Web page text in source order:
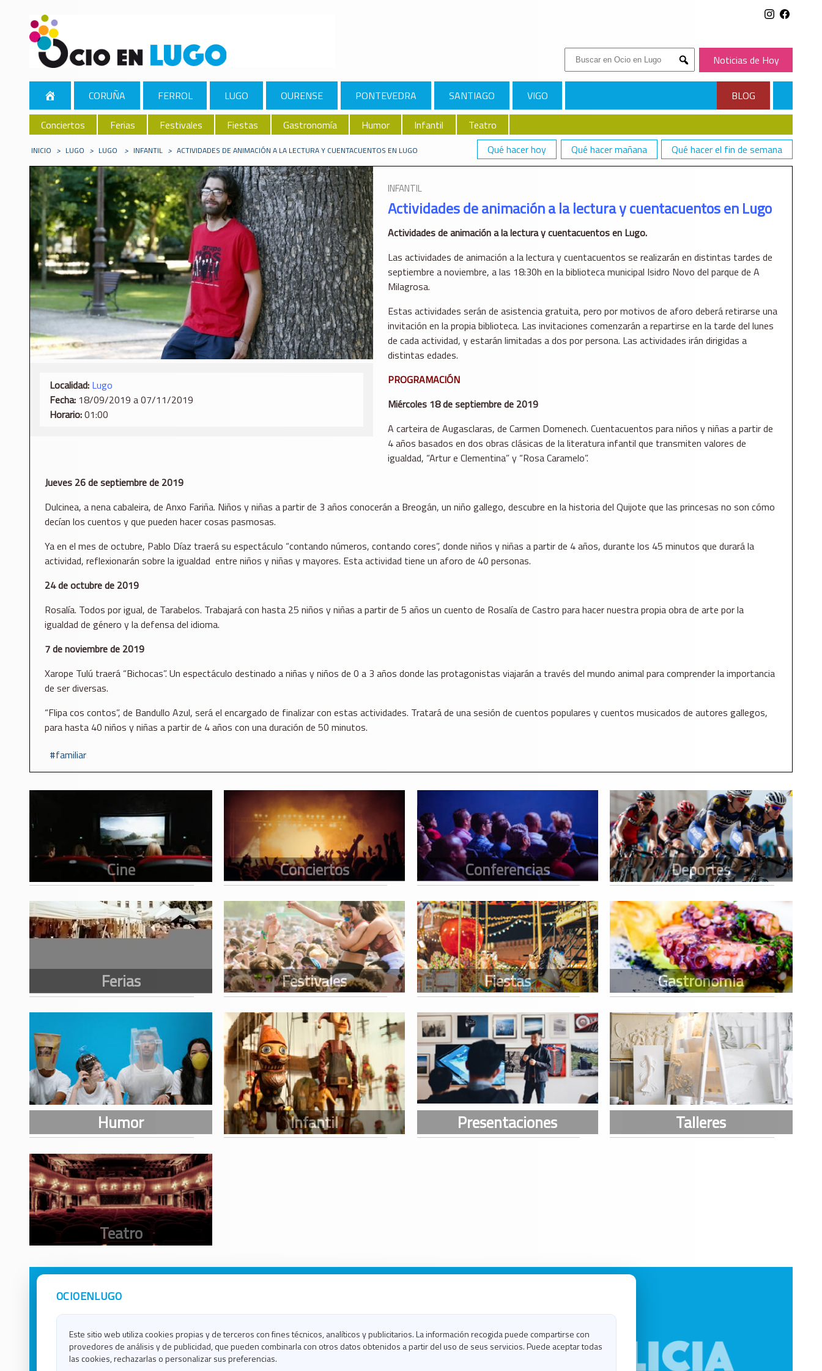
Buscar:
Submit
Noticias de Hoy
CORUÑA FERROL LUGO OURENSE PONTEVEDRA SANTIAGO VIGO
BLOG
Conciertos
Ferias Festivales Fiestas Gastronomía Humor Infantil
Teatro
Qué hacer hoy
Qué hacer mañana Qué hacer el fin de semana
INICIO > LUGO > LUGO > INFANTIL > ACTIVIDADES DE ANIMACIÓN A LA LECTURA Y CUENTACUENTOS EN LUGO
Localidad: Lugo
Fecha: 18/09/2019 a 07/11/2019
Horario:01:00
INFANTIL
Actividades de animación a la lectura y cuentacuentos en Lugo
Actividades de animación a la lectura y cuentacuentos en Lugo.
Las actividades de animación a la lectura y cuentacuentos se realizarán en distintas tardes de
septiembre a noviembre, a las 18:30h en la biblioteca municipal Isidro Novo del parque de A
Milagrosa.
Estas actividades serán de asistencia gratuita, pero por motivos de aforo deberá retirarse una
invitación en la propia biblioteca. Las invitaciones comenzarán a repartirse en la tarde del lunes
de cada actividad, y estarán limitadas a dos por persona. Las actividades irán dirigidas a
distintas edades.
PROGRAMACIÓN
Miércoles 18 de septiembre de 2019
A carteira de Augasclaras, de Carmen Domenech. Cuentacuentos para niños y niñas a partir de
4 años basados en dos obras clásicas de la literatura infantil que transmiten valores de
igualdad, “Artur e Clementina” y “Rosa Caramelo”.
Jueves 26 de septiembre de 2019
Dulcinea, a nena cabaleira, de Anxo Fariña. Niños y niñas a partir de 3 años conocerán a Breogán, un niño gallego, descubre en la historia del Quijote que las princesas no son cómo
decían los cuentos y que pueden hacer cosas pasmosas.
Ya en el mes de octubre, Pablo Díaz traerá su espectáculo “contando números, contando cores”, donde niños y niñas a partir de 4 años, durante los 45 minutos que durará la
actividad, reflexionarán sobre la igualdad entre niños y niñas y mayores. Esta actividad tiene un aforo de 40 personas.
24 de octubre de 2019
Rosalía. Todos por igual, de Tarabelos. Trabajará con hasta 25 niños y niñas a partir de 5 años un cuento de Rosalía de Castro para hacer nuestra propia obra de arte por la
igualdad de género y la defensa del idioma.
7 de noviembre de 2019
Xarope Tulú traerá “Bichocas”. Un espectáculo destinado a niñas y niños de 0 a 3 años donde las protagonistas viajarán a través del mundo animal para comprender la importancia
de ser diversas.
“Flipa cos contos”, de Bandullo Azul, será el encargado de finalizar con estas actividades. Tratará de una sesión de cuentos populares y cuentos musicados de autores gallegos,
para hasta 40 niños y niñas a partir de 4 años con una duración de 50 minutos.
familiar
OCIOENLUGO
Este sitio web utiliza cookies propias y de terceros con fines técnicos, analíticos y publicitarios. La información recogida puede compartirse con
provedores de análisis y de publicidad, que pueden combinarla con otros datos obtenidos a partir del uso de seus servicios. Puede aceptar todas
las cookies, rechazarlas o personalizar sus preferencias.
Avisos Legales
Política de Cookies
Ocio en Lugo
Ocio en Ourense